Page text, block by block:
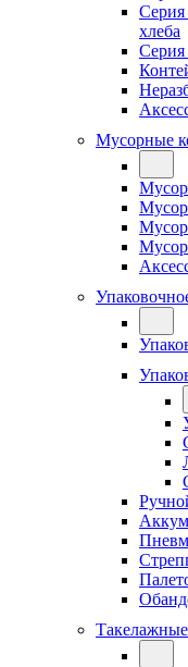
Серия
хлеба
Мусорные